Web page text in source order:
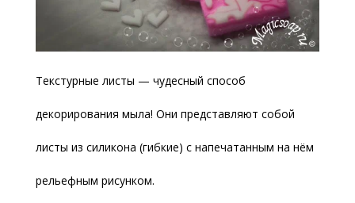
Текстурные листы — чудесный способ
декорирования мыла! Они представляют собой
листы из силикона (гибкие) с напечатанным на нём
рельефным рисунком.